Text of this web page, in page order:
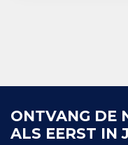
ONTVANG DE
ALS EERST IN